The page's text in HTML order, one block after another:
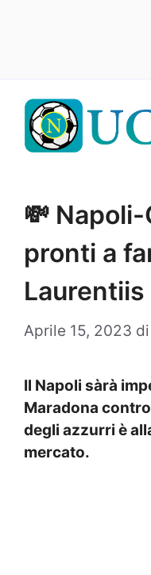
contenuto
💸
pronti a
Aprile 15, 2023 di
Il Napoli sàrà
Maradona contro
degli azzurri è
mercato.